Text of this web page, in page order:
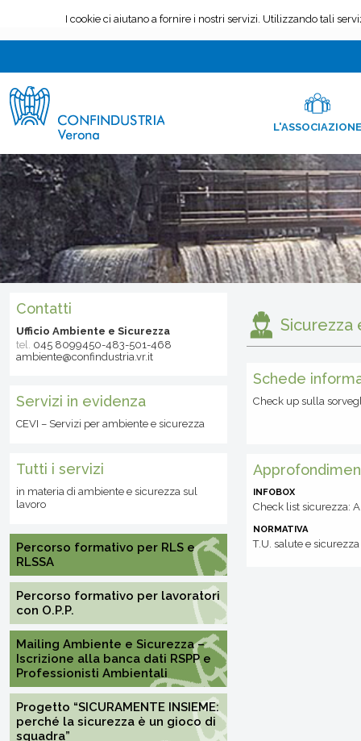
L'ASSOCIAZIONE
Contatti
Ufficio Ambiente e Sicurezza
tel. 045 8099450-483-501-468
ambiente@confindustria.vr.it
Servizi in evidenza
CEVI – Servizi per ambiente e sicurezza
Tutti i servizi
in materia di ambiente e sicurezza sul
lavoro
Percorso formativo per RLS e
RLSSA
Percorso formativo per lavoratori
con O.P.P.
Mailing Ambiente e Sicurezza –
Iscrizione alla banca dati RSPP e
Professionisti Ambientali
Progetto “SICURAMENTE INSIEME:
perché la sicurezza è un gioco di
squadra”
Sicurezza
Schede
Check up sulla
INFOBOX
Check list sicurezza:
NORMATIVA
T.U. salute e